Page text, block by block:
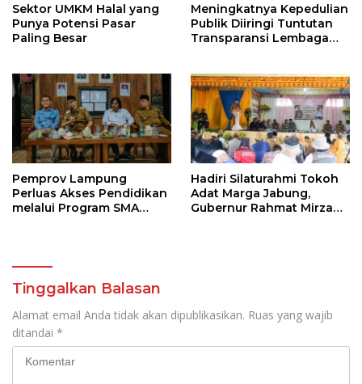
Sektor UMKM Halal yang
Punya Potensi Pasar
Paling Besar
Meningkatnya Kepedulian
Publik Diiringi Tuntutan
Transparansi Lembaga
Pemprov Lampung
Perluas Akses Pendidikan
melalui Program SMA
Hadiri Silaturahmi Tokoh
Adat Marga Jabung,
Gubernur Rahmat Mirzani
Tinggalkan Balasan
Alamat email Anda tidak akan dipublikasikan. Ruas yang wajib
ditandai *